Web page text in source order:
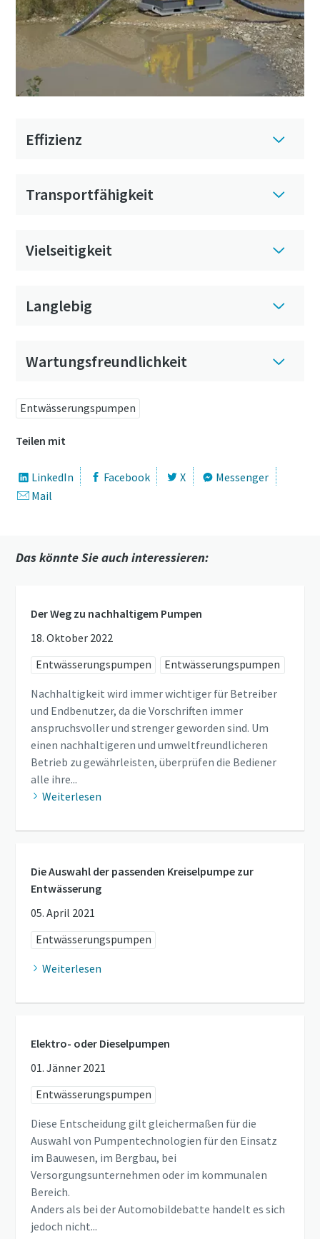
Effizienz
Transportfähigkeit
Vielseitigkeit
Langlebig
Wartungsfreundlichkeit
Entwässerungspumpen
Teilen mit
LinkedIn Facebook X
Messenger
Mail
Das könnte Sie auch interessieren:
Der Weg zu nachhaltigem Pumpen
18. Oktober 2022
Entwässerungspumpen
Entwässerungspumpen
Nachhaltigkeit wird immer wichtiger für Betreiber
und Endbenutzer, da die Vorschriften immer
anspruchsvoller und strenger geworden sind. Um
einen nachhaltigeren und umweltfreundlicheren
Betrieb zu gewährleisten, überprüfen die Bediener
alle ihre...
Weiterlesen
Die Auswahl der passenden Kreiselpumpe zur
Entwässerung
05. April 2021
Entwässerungspumpen
Weiterlesen
Elektro- oder Dieselpumpen
01. Jänner 2021
Entwässerungspumpen
Diese Entscheidung gilt gleichermaßen für die
Auswahl von Pumpentechnologien für den Einsatz
im Bauwesen, im Bergbau, bei
Versorgungsunternehmen oder im kommunalen
Bereich.
Anders als bei der Automobildebatte handelt es sich
jedoch nicht...